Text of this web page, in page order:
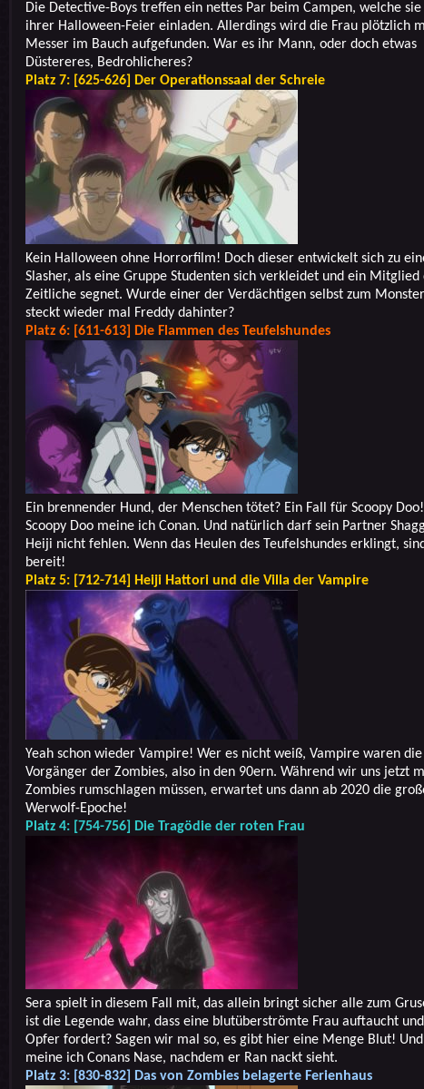
Die Detective-Boys treffen ein nettes Par beim Campen, welche
ihrer Halloween-Feier einladen. Allerdings wird die Frau plötzlich
Messer im Bauch aufgefunden. War es ihr Mann, oder doch etwas
Düstereres, Bedrohlicheres?
Platz 7: [625-626] Der Operationssaal der Schreie
Kein Halloween ohne Horrorfilm! Doch dieser entwickelt sich zu
Slasher, als eine Gruppe Studenten sich verkleidet und ein Mitglied
Zeitliche segnet. Wurde einer der Verdächtigen selbst zum
steckt wieder mal Freddy dahinter?
Platz 6: [611-613] Die Flammen des Teufelshundes
Ein brennender Hund, der Menschen tötet? Ein Fall für Scoopy
Scoopy Doo meine ich Conan. Und natürlich darf sein Partner
Heiji nicht fehlen. Wenn das Heulen des Teufelshundes erklingt,
bereit!
Platz 5: [712-714] Heiji Hattori und die Villa der Vampire
Yeah schon wieder Vampire! Wer es nicht weiß, Vampire waren die
Vorgänger der Zombies, also in den 90ern. Während wir uns jetzt
Zombies rumschlagen müssen, erwartet uns dann ab 2020 die
Werwolf-Epoche!
Platz 4: [754-756] Die Tragödie der roten Frau
Sera spielt in diesem Fall mit, das allein bringt sicher alle zum
ist die Legende wahr, dass eine blutüberströmte Frau auftaucht
Opfer fordert? Sagen wir mal so, es gibt hier eine Menge Blut!
meine ich Conans Nase, nachdem er Ran nackt sieht.
Platz 3: [830-832] Das von Zombies belagerte Ferienhaus